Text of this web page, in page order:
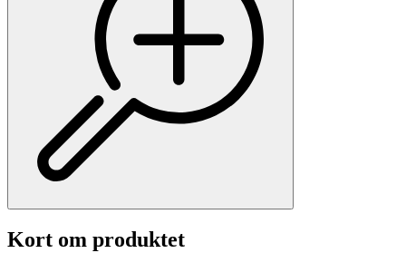
Kort om produktet